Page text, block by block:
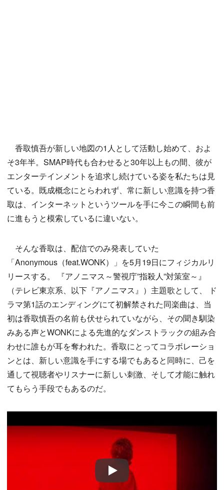
香取慎吾が新しい地図の1人として活動し始めて、およ
そ3年半。SMAP時代も合わせると30年以上もの間、彼が
エンターテインメントを追求し続けている姿を私たちは見
ている。既成概念にとらわれず、常に新しい意識を持つ香
取は、インターネットというツールを手に今この瞬間も前
に進もうと模索しているに違いない。
そんな香取は、配信でのみ発表していた
「Anonymous（feat.WONK）」を5月19日にフィジカルリ
リースする。 『アノニマス～警視庁”指殺人”対策室～』
（テレビ東京系、以下『アノニマス』）主題歌として、 ド
ラマ第1話のエンディングにて初解禁された同楽曲は、当
初は香取慎吾の名前も伏せられていながら、その聞き馴染
みある声とWONKによる先進的なダンストラックの組み合
わせに誰もが耳を奪われた。香取にとってコラボレーショ
ンとは、新しい意識を手にする場でもあると同時に、己を
通して視聴者やリスナーに新しい刺激、そして才能に触れ
てもらう手段でもあるのだ。
Play